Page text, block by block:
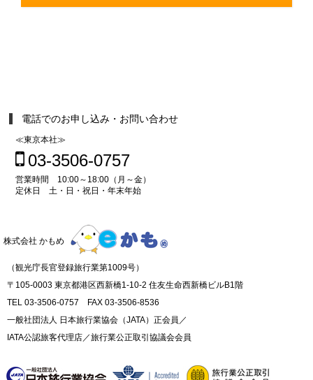
電話でのお申し込み・お問い合わせ
≪東京本社≫
03-3506-0757
営業時間 10:00～18:00（月～金）
定休日 土・日・祝日・年末年始
株式会社 かもめ
（観光庁長官登録旅行業第1009号）
〒105-0003 東京都港区西新橋1-10-2 住友生命西新橋ビルB1階
TEL 03-3506-0757 FAX 03-3506-8536
一般社団法人 日本旅行業協会（JATA）正会員／
IATA公認旅客代理店／旅行業公正取引協議会会員